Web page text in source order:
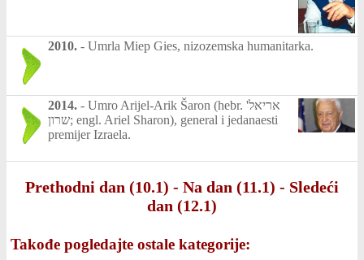
2010. - Umrla Miep Gies, nizozemska humanitarka.
2014. - Umro Arijel-Arik Šaron (hebr. 'אריאל
שרון; engl. Ariel Sharon), general i jedanaesti
premijer Izraela.
Prethodni dan (10.1) - Na dan (11.1) - Sledeći
dan (12.1)
Takođe pogledajte ostale kategorije: